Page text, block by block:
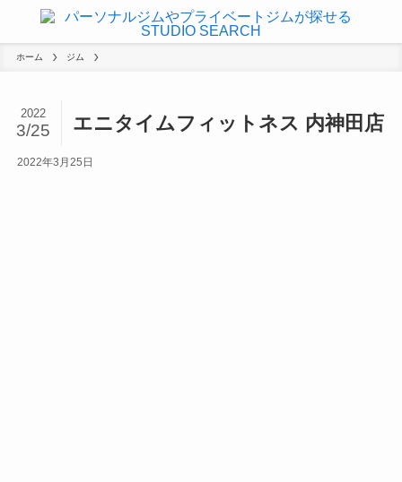
ホーム ジム
エニタイムフィットネス 内神田店
2022
3/25
2022年3月25日